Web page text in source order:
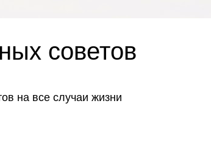
советов
на все случаи жизни